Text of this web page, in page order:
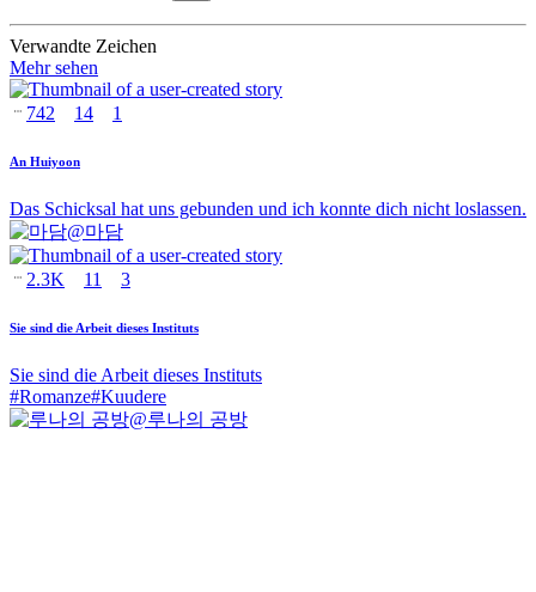
Verwandte Zeichen
Mehr sehen
742 14 1
An Huiyoon
Das Schicksal hat uns gebunden und ich konnte dich nicht loslassen.
@마담
2.3K 11 3
Sie sind die Arbeit dieses Instituts
Sie sind die Arbeit dieses Instituts
#Romanze#Kuudere
@루나의 공방